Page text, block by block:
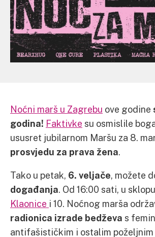
Noćni marš u Zagrebu ove godine
godina! Faktivke su osmislile
ususret jubilarnom Maršu za 8.
prosvjedu za prava žena.
Tako u petak, 6. veljače, možete
događanja. Od 16:00 sati, u
Klaonice i 10. Noćnog marša
radionica izrade bedževa s
antifašističkim i ostalim